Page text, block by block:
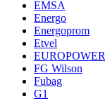
EMSA
Energo
Energoprom
Etvel
EUROPOWER
FG Wilson
Fubag
G1